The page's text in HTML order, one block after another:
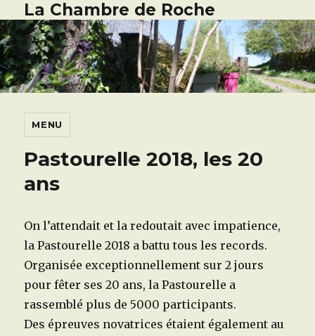
La Chambre de Roche
MENU
Pastourelle 2018, les 20
ans
On l’attendait et la redoutait avec impatience,
la Pastourelle 2018 a battu tous les records.
Organisée exceptionnellement sur 2 jours
pour fêter ses 20 ans, la Pastourelle a
rassemblé plus de 5000 participants.
Des épreuves novatrices étaient également au